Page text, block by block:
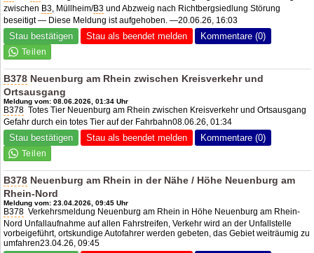
zwischen B3, Müllheim/B3 und Abzweig nach Richtbergsiedlung Störung
beseitigt — Diese Meldung ist aufgehoben. —20.06.26, 16:03
Stau bestätigen Stau als beendet melden Kommentare (0)
B378 Neuenburg am Rhein zwischen Kreisverkehr und
Ortsausgang
Meldung vom: 08.06.2026, 01:34 Uhr
B378 Totes Tier Neuenburg am Rhein zwischen Kreisverkehr und Ortsausgang
Gefahr durch ein totes Tier auf der Fahrbahn08.06.26, 01:34
Stau bestätigen Stau als beendet melden Kommentare (0)
B378 Neuenburg am Rhein in der Nähe / Höhe Neuenburg am
Rhein-Nord
Meldung vom: 23.04.2026, 09:45 Uhr
B378 Verkehrsmeldung Neuenburg am Rhein in Höhe Neuenburg am Rhein-
Nord Unfallaufnahme auf allen Fahrstreifen, Verkehr wird an der Unfallstelle
vorbeigeführt, ortskundige Autofahrer werden gebeten, das Gebiet weiträumig zu
umfahren23.04.26, 09:45